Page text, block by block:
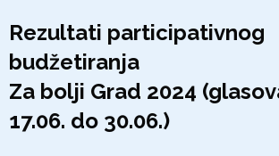
Rezultati participativnog
budžetiranja
Za bolji Grad 2024
17.06. do 30.06.)